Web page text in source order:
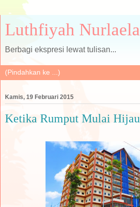
Luthfiyah Nurlaela
Berbagi ekspresi lewat tulisan...
Kamis, 19 Februari 2015
Ketika Rumput Mulai Hijau